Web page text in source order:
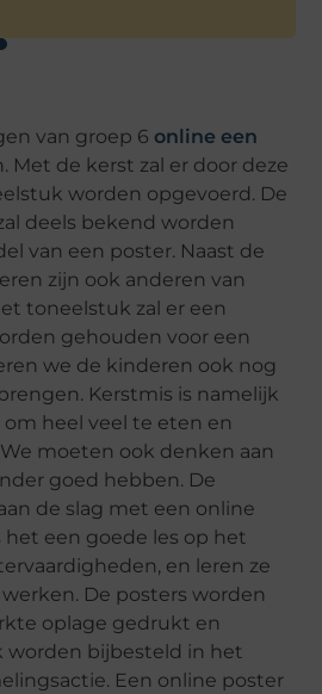
van groep 6online een
Met de kerst zal er door deze
worden opgevoerd. De
deels bekend worden
van een poster. Naast de
zijn ook anderen van
toneelstuk zal er een
gehouden voor een
we de kinderen ook nog
Kerstmis is namelijk
heel veel te eten en
moeten ook denken aan
goed hebben. De
de slag met een online
het een goede les op het
en leren ze
De posters worden
oplage gedrukt en
worden bijbesteld in het
Een online poster